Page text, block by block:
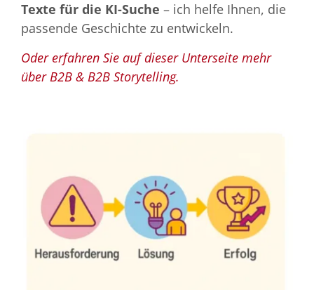
Texte für die KI-Suche – ich helfe Ihnen, die
passende Geschichte zu entwickeln.
Oder erfahren Sie auf dieser Unterseite mehr
über B2B & B2B Storytelling.